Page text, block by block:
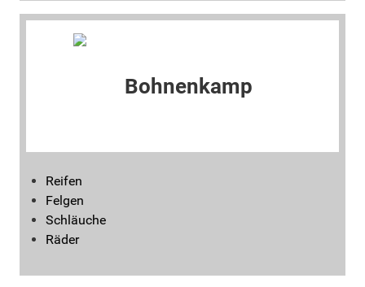
Reifen
Felgen
Schläuche
Räder